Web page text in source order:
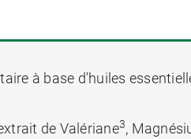
à base d'huiles
de Valériane3,